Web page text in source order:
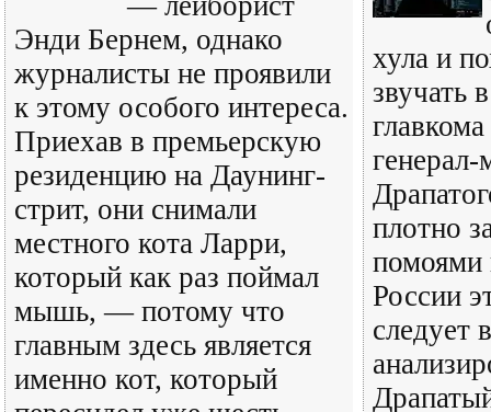
Энди Бернем, однако
журналисты не проявили
к этому особого интереса.
Приехав в премьерскую
резиденцию на Даунинг-
стрит, они снимали
местного кота Ларри,
который как раз поймал
мышь, — потому что
главным здесь является
именно кот, который
хула и
звучать
плотно
помоями
России
следует